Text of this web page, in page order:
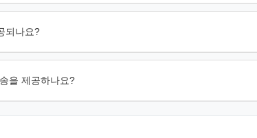
되나요?
을 제공하나요?